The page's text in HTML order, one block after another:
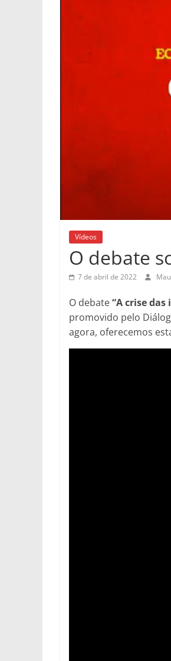
Vídeos
O debate
7 de abril de 2022
O debate“A crise
promovido pelo
agora, oferecemos